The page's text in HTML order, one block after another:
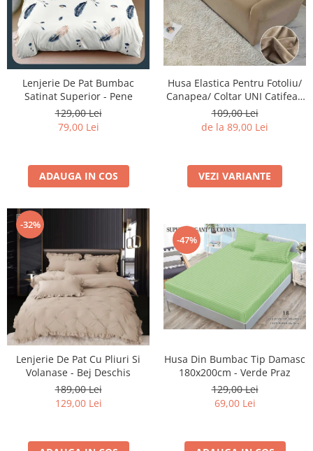
Lenjerie De Pat Bumbac
Satinat Superior - Pene
129,00 Lei
79,00 Lei
ADAUGA IN COS
Husa Elastica Pentru Fotoliu/
Canapea/ Coltar UNI Catifea -
Bej Cacao Cu Lapte
109,00 Lei
de la 89,00 Lei
VEZI VARIANTE
-32%
Lenjerie De Pat Cu Pliuri Si
Volanase - Bej Deschis
189,00 Lei
129,00 Lei
-47%
Husa Din Bumbac Tip Damasc
180x200cm - Verde Praz
129,00 Lei
69,00 Lei